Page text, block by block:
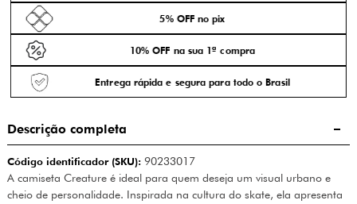
5% OFF no pix
10% OFF na sua 1ª compra
Entrega rápida e segura para todo o Brasil
Descrição completa
Código identificador (SKU):90233017
A camiseta Creature é ideal para quem deseja um visual urbano e
cheio de personalidade. Inspirada na cultura do skate, ela apresenta